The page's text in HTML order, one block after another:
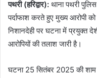
पथरी (हरिद्वार): थाना पथरी
पर्दाफाश करते हुए मुख्य आरोपी
निशानदेही पर घटना में प्रयुक्त
आरोपियों की तलाश जारी है।
घटना 25 सितंबर 2025 की